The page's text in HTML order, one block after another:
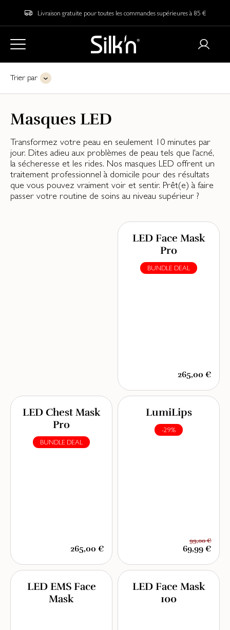
Livraison gratuite pour toutes les commandes supérieures à 85 €
Trier par
Masques LED
Transformez votre peau en seulement 10 minutes par
jour. Dites adieu aux problèmes de peau tels que l'acné,
la sécheresse et les rides. Nos masques LED offrent un
traitement professionnel à domicile pour des résultats
que vous pouvez vraiment voir et sentir. Prêt(e) à faire
passer votre routine de soins au niveau supérieur ?
LED Face Mask
Pro
BUNDLE DEAL
265,00 €
LED Chest Mask
Pro
BUNDLE DEAL
265,00 €
LumiLips
-29%
99,00 €
69,99 €
LED EMS Face
Mask
LED Face Mask
100